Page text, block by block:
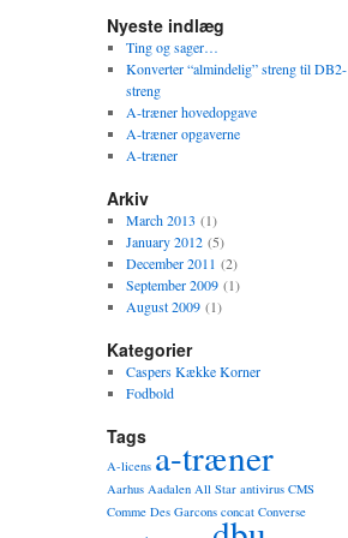
Nyeste indlæg
Ting og sager…
Konverter “almindelig” streng til DB2-
streng
A-træner hovedopgave
A-træner opgaverne
A-træner
Arkiv
March 2013 (1)
January 2012(5)
December 2011 (2)
September 2009(1)
August 2009(1)
Kategorier
Caspers Kække Korner
Fodbold
Tags
A-licens a-træner
Aarhus Aadalen All Star antivirus CMS
Comme Des Garcons concat Converse